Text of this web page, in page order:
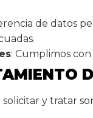
de datos
: Cumplimos
y tratar